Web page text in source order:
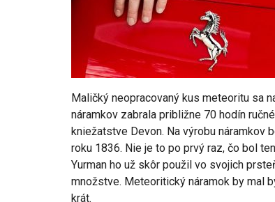
Maličký neopracovaný kus meteoritu sa
náramkov zabrala približne 70 hodín
kniežatstve Devon. Na výrobu náramkov
roku 1836. Nie je to po prvý raz, čo bol
Yurman ho už skôr použil vo svojich
množstve. Meteoritický náramok by mal
krát.